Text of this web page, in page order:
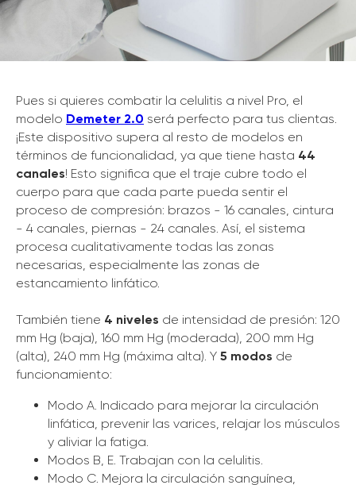
Pues si quieres combatir la celulitis a nivel Pro, el
modelo Demeter 2.0 será perfecto para tus clientas.
¡Este dispositivo supera al resto de modelos en
términos de funcionalidad, ya que tiene hasta 44
canales! Esto significa que el traje cubre todo el
cuerpo para que cada parte pueda sentir el
proceso de compresión: brazos - 16 canales, cintura
- 4 canales, piernas - 24 canales. Así, el sistema
procesa cualitativamente todas las zonas
necesarias, especialmente las zonas de
estancamiento linfático.
También tiene 4 niveles de intensidad de presión: 120
mm Hg (baja), 160 mm Hg (moderada), 200 mm Hg
(alta), 240 mm Hg (máxima alta). Y 5 modos de
funcionamiento:
Modo A. Indicado para mejorar la circulación
linfática, prevenir las varices, relajar los músculos
y aliviar la fatiga.
Modos B, E. Trabajan con la celulitis.
Modo C. Mejora la circulación sanguínea,